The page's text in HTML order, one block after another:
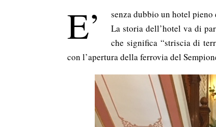
E’ senza dubbio un hotel
La storia dell’hotel va di
che significa “striscia di
con l’apertura della ferrovia del